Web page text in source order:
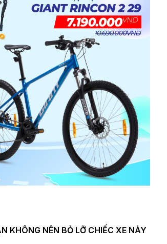
KHÔNG NÊN BỎ LỠ CHIẾC XE NÀY